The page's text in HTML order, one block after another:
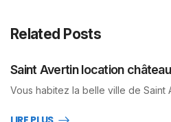
Related Posts
Saint Avertin location
Vous habitez la belle ville de